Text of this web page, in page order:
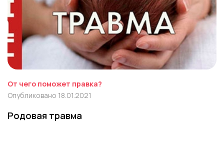
От чего поможет правка?
Опубликовано 18.01.2021
Родовая травма